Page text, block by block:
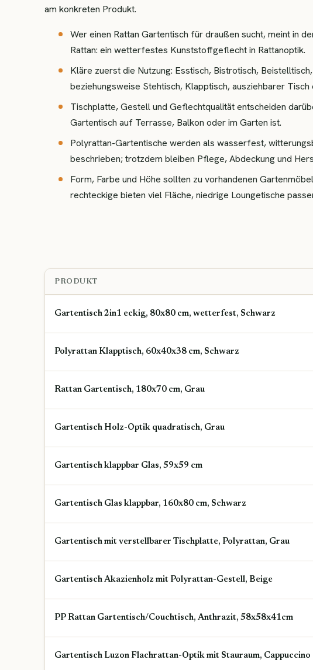
am konkreten Produkt.
Wer einen Rattan Gartentisch für draußen sucht, meint in
Rattan: ein wetterfestes Kunststoffgeflecht in Rattanoptik.
Kläre zuerst die Nutzung: Esstisch, Bistrotisch,
beziehungsweise Stehtisch, Klapptisch, ausziehbarer
Tischplatte, Gestell und Geflechtqualität entscheiden
Gartentisch auf Terrasse, Balkon oder im Garten ist.
Polyrattan-Gartentische werden als wasserfest,
beschrieben; trotzdem bleiben Pflege, Abdeckung und
Form, Farbe und Höhe sollten zu vorhandenen
rechteckige bieten viel Fläche, niedrige Loungetische
PRODUKT
Gartentisch 2in1 eckig, 80x80 cm, wetterfest, Schwarz
Polyrattan Klapptisch, 60x40x38 cm, Schwarz
Rattan Gartentisch, 180x70 cm, Grau
Gartentisch Holz-Optik quadratisch, Grau
Gartentisch klappbar Glas, 59x59 cm
Gartentisch Glas klappbar, 160x80 cm, Schwarz
Gartentisch mit verstellbarer Tischplatte, Polyrattan, Grau
Gartentisch Akazienholz mit Polyrattan-Gestell, Beige
PP Rattan Gartentisch/Couchtisch, Anthrazit, 58x58x41cm
Gartentisch Luzon Flachrattan-Optik mit Stauraum, Cappuccino